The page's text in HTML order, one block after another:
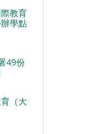
教育
學點
49份
（大